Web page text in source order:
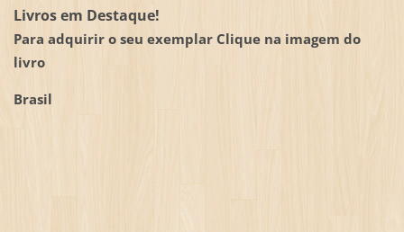
Livros em Destaque!
Para adquirir o seu exemplar Clique na imagem do
livro
Brasil